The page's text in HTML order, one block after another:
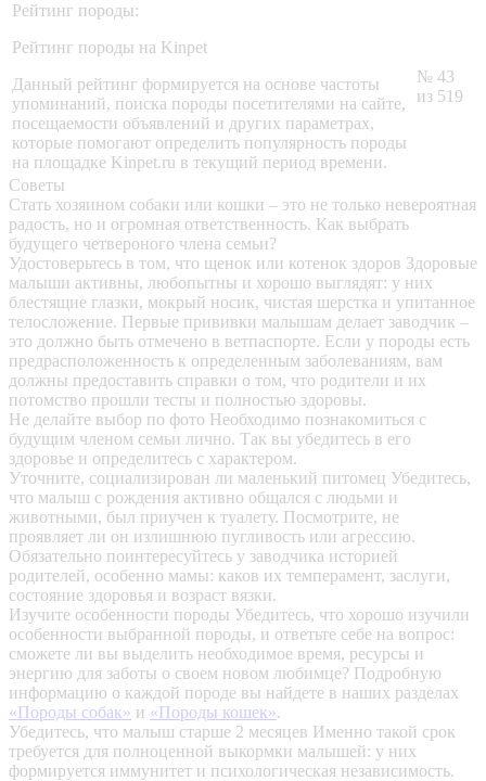
Рейтинг породы:
Рейтинг породы на Kinpet
Данный рейтинг формируется на основе частоты
упоминаний, поиска породы посетителями на сайте,
посещаемости объявлений и других параметрах,
которые помогают определить популярность породы
на площадке Kinpet.ru в текущий период времени.
№ 43
из 519
Советы
Стать хозяином собаки или кошки – это не только невероятная
радость, но и огромная ответственность. Как выбрать
будущего четвероного члена семьи?
Удостоверьтесь в том, что щенок или котенок здоров Здоровые
малыши активны, любопытны и хорошо выглядят: у них
блестящие глазки, мокрый носик, чистая шерстка и упитанное
телосложение. Первые прививки малышам делает заводчик –
это должно быть отмечено в ветпаспорте. Если у породы есть
предрасположенность к определенным заболеваниям, вам
должны предоставить справки о том, что родители и их
потомство прошли тесты и полностью здоровы.
Не делайте выбор по фото Необходимо познакомиться с
будущим членом семьи лично. Так вы убедитесь в его
здоровье и определитесь с характером.
Уточните, социализирован ли маленький питомец Убедитесь,
что малыш с рождения активно общался с людьми и
животными, был приучен к туалету. Посмотрите, не
проявляет ли он излишнюю пугливость или агрессию.
Обязательно поинтересуйтесь у заводчика историей
родителей, особенно мамы: каков их темперамент, заслуги,
состояние здоровья и возраст вязки.
Изучите особенности породы Убедитесь, что хорошо изучили
особенности выбранной породы, и ответьте себе на вопрос:
сможете ли вы выделить необходимое время, ресурсы и
энергию для заботы о своем новом любимце? Подробную
информацию о каждой породе вы найдете в наших разделах
«Породы собак» и «Породы кошек».
Убедитесь, что малыш старше 2 месяцев Именно такой срок
требуется для полноценной выкормки малышей: у них
формируется иммунитет и психологическая независимость.